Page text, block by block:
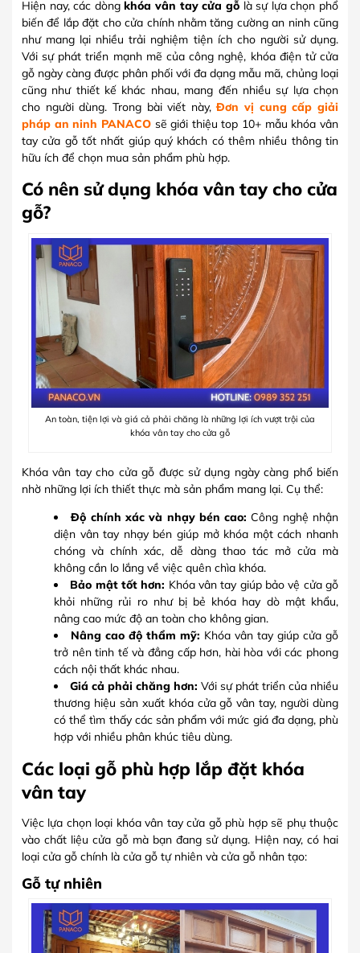
Hiện nay, các dòngkhóa vân tay cửa gỗlà sự lựa chọn phổ
biến để lắp đặt cho cửa chính nhằm tăng cường an ninh cũng
như mang lại nhiều trải nghiệm tiện ích cho người sử dụng.
Với sự phát triển mạnh mẽ của công nghệ, khóa điện tử cửa
gỗ ngày càng được phân phối với đa dạng mẫu mã, chủng loại
cũng như thiết kế khác nhau, mang đến nhiều sự lựa chọn
cho người dùng. Trong bài viết này,Đơn vị cung cấp giải
pháp an ninh PANACOsẽ giới thiệu top 10+ mẫu khóa vân
tay cửa gỗ tốt nhất giúp quý khách có thêm nhiều thông tin
hữu ích để chọn mua sản phẩm phù hợp.
Có nên sử dụng khóa vân tay cho cửa
gỗ?
An toàn, tiện lợi và giá cả phải chăng là những lợi ích vượt trội của
khóa vân tay cho cửa gỗ
Khóa vân tay cho cửa gỗ được sử dụng ngày càng phổ biến
nhờ những lợi ích thiết thực mà sản phẩm mang lại. Cụ thể:
Độ chính xác và nhạy bén cao: Công nghệ nhận
diện vân tay nhạy bén giúp mở khóa một cách nhanh
chóng và chính xác, dễ dàng thao tác mở cửa mà
không cần lo lắng về việc quên chìa khóa.
Bảo mật tốt hơn: Khóa vân tay giúp bảo vệ cửa gỗ
khỏi những rủi ro như bị bẻ khóa hay dò mật khẩu,
nâng cao mức độ an toàn cho không gian.
Nâng cao độ thẩm mỹ: Khóa vân tay giúp cửa gỗ
trở nên tinh tế và đẳng cấp hơn, hài hòa với các phong
cách nội thất khác nhau.
Giá cả phải chăng hơn: Với sự phát triển của nhiều
thương hiệu sản xuất khóa cửa gỗ vân tay, người dùng
có thể tìm thấy các sản phẩm với mức giá đa dạng, phù
hợp với nhiều phân khúc tiêu dùng.
Các loại gỗ phù hợp lắp đặt khóa
vân tay
Việc lựa chọn loại khóa vân tay cửa gỗ phù hợp sẽ phụ thuộc
vào chất liệu cửa gỗ mà bạn đang sử dụng. Hiện nay, có hai
loại cửa gỗ chính là cửa gỗ tự nhiên và cửa gỗ nhân tạo:
Gỗ tự nhiên